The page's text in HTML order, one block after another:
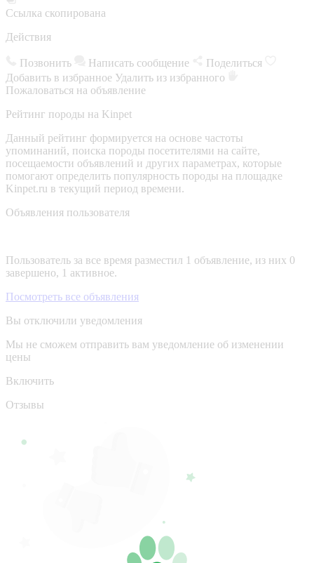
Ссылка скопирована
Действия
Позвонить Написать сообщение
Поделиться
Добавить в избранное Удалить из избранного
Пожаловаться на объявление
Рейтинг породы на Kinpet
Данный рейтинг формируется на основе частоты
упоминаний, поиска породы посетителями на сайте,
посещаемости объявлений и других параметрах, которые
помогают определить популярность породы на площадке
Kinpet.ru в текущий период времени.
Объявления пользователя
Пользователь за все время разместил 1 объявление, из них 0
завершено, 1 активное.
Посмотреть все объявления
Вы отключили уведомления
Мы не сможем отправить вам уведомление об изменении
цены
Включить
Отзывы